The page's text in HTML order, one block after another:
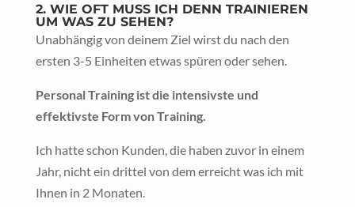
2. WIE OFT MUSS ICH DENN TRAINIEREN
UM WAS ZU SEHEN?
Unabhängig von deinem Ziel wirst du nach den
ersten 3-5 Einheiten etwas spüren oder sehen.
Personal Training ist die intensivste und
effektivste Form von Training.
Ich hatte schon Kunden, die haben zuvor in einem
Jahr, nicht ein drittel von dem erreicht was ich mit
Ihnen in 2 Monaten.